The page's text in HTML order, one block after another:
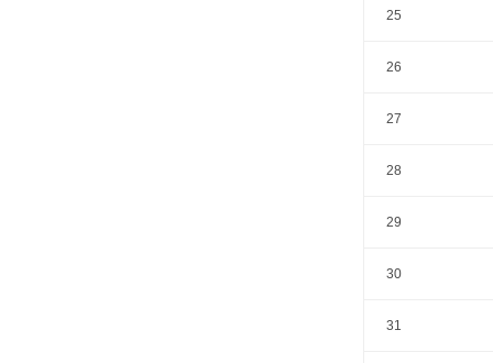
25
26
27
28
29
30
31